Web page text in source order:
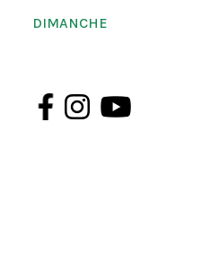
DIMANCHE